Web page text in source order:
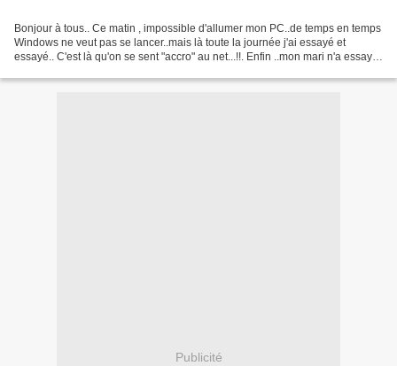
Bonjour à tous.. Ce matin , impossible d'allumer mon PC..de temps en temps
Windows ne veut pas se lancer..mais là toute la journée j'ai essayé et
essayé.. C'est là qu'on se sent "accro" au net...!!. Enfin ..mon mari n'a essayé
Publicité